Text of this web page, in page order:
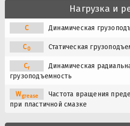
Нагрузка и
C Динамическая
C0 Статическая
Cr
Динамическая
грузоподъемность
Wgrease
Частота вращения
при пластичной смазке